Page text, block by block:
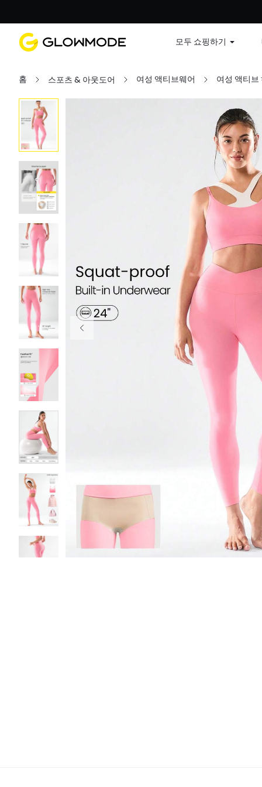
모두 쇼핑하기
홈 스포츠 & 아웃도어 여성 액티브웨어 여성 액티브